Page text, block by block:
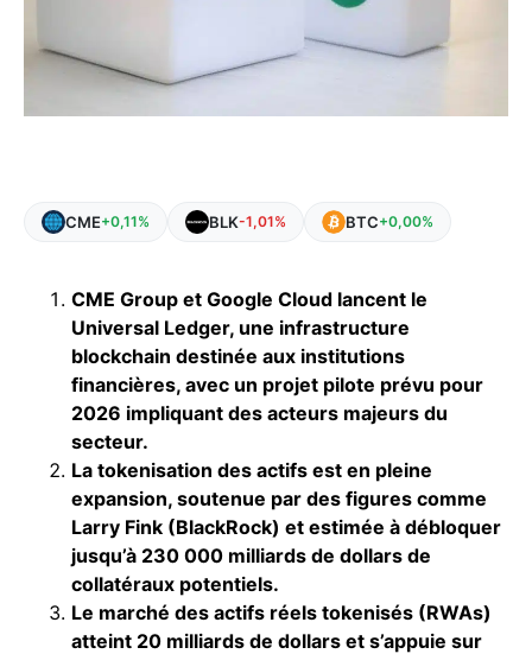
CME+0,11% BLK-1,01% BTC+0,00%
CME Group et Google Cloud lancent le
Universal Ledger, une infrastructure
blockchain destinée aux institutions
financières, avec un projet pilote prévu pour
2026 impliquant des acteurs majeurs du
secteur.
La tokenisation des actifs est en pleine
expansion, soutenue par des figures comme
Larry Fink (BlackRock) et estimée à débloquer
jusqu’à 230 000 milliards de dollars de
collatéraux potentiels.
Le marché des actifs réels tokenisés (RWAs)
atteint 20 milliards de dollars et s’appuie sur